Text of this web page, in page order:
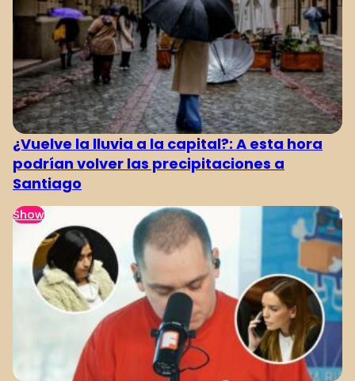
¿Vuelve la lluvia a la capital?: A esta hora
podrían volver las precipitaciones a
Santiago
Show